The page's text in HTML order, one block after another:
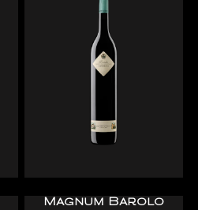
Magnum Barolo